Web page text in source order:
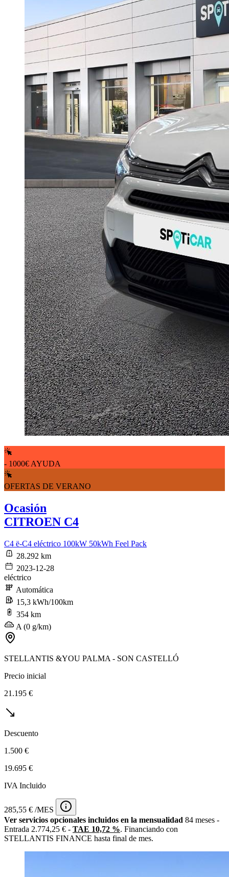
- 1000€ AYUDA
OFERTAS DE VERANO
Ocasión
CITROEN C4
C4 ë-C4 eléctrico 100kW 50kWh Feel Pack
28.292 km
2023-12-28
eléctrico
Automática
15,3 kWh/100km
354 km
A (0 g/km)
STELLANTIS &YOU PALMA - SON CASTELLÓ
Precio inicial
21.195 €
Descuento
1.500 €
19.695 €
IVA Incluido
285,55 € /MES
Ver servicios opcionales incluidos en la mensualidad 84 meses -
Entrada 2.774,25 € - TAE 10,72 %. Financiando con
STELLANTIS FINANCE hasta final de mes.